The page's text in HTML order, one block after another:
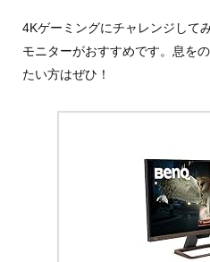
4Kゲーミングにチャレンジして
モニターがおすすめです。息を
たい方はぜひ！